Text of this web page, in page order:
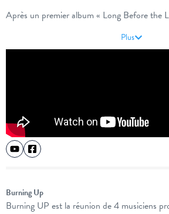
Après un premier album « Long Before the
nouveau chapitre marquera un tournant
Plus
Burning Up
Burning UP est la réunion de 4 musiciens